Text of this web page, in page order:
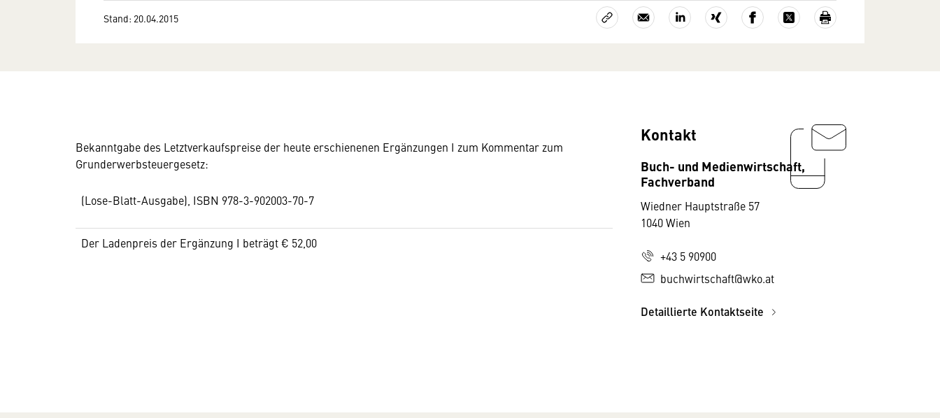
Stand: 20.04.2015
Bekanntgabe des Letztverkaufspreise der heute erschienenen Ergänzungen I zum Kommentar zum
Grunderwerbsteuergesetz:
(Lose-Blatt-Ausgabe), ISBN 978-3-902003-70-7
Der Ladenpreis der Ergänzung I beträgt € 52,00
Kontakt
Buch- und Medienwirtschaft,
Fachverband
Wiedner Hauptstraße 57
1040 Wien
+43 5 90900
buchwirtschaft@wko.at
Detaillierte Kontaktseite